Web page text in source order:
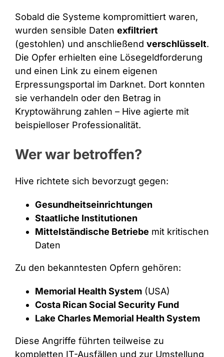
Sobald die Systeme kompromittiert waren,
wurden sensible Daten exfiltriert
(gestohlen) und anschließend verschlüsselt.
Die Opfer erhielten eine Lösegeldforderung
und einen Link zu einem eigenen
Erpressungsportal im Darknet. Dort konnten
sie verhandeln oder den Betrag in
Kryptowährung zahlen – Hive agierte mit
beispielloser Professionalität.
Wer war betroffen?
Hive richtete sich bevorzugt gegen:
Gesundheitseinrichtungen
Staatliche Institutionen
Mittelständische Betriebe mit kritischen
Daten
Zu den bekanntesten Opfern gehören:
Memorial Health System(USA)
Costa Rican Social Security Fund
Lake Charles Memorial Health System
Diese Angriffe führten teilweise zu
kompletten IT-Ausfällen und zur Umstellung